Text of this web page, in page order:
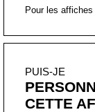
Pour les
PUIS-JE
CETTE